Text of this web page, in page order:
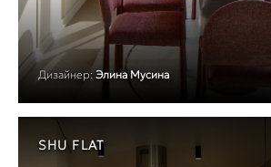
Дизайнер: Элина Мусина
SHU FLAT